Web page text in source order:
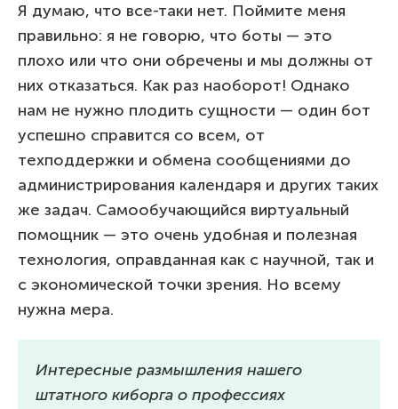
Я думаю, что все-таки нет. Поймите меня
правильно: я не говорю, что боты — это
плохо или что они обречены и мы должны от
них отказаться. Как раз наоборот! Однако
нам не нужно плодить сущности — один бот
успешно справится со всем, от
техподдержки и обмена сообщениями до
администрирования календаря и других таких
же задач. Самообучающийся виртуальный
помощник — это очень удобная и полезная
технология, оправданная как с научной, так и
с экономической точки зрения. Но всему
нужна мера.
Интересные размышления нашего
штатного киборга о профессиях